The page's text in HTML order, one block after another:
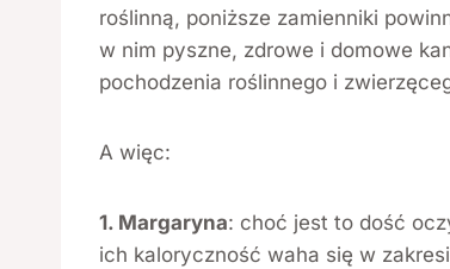
roślinną, poniższe zamienniki
w nim pyszne, zdrowe i domowe
pochodzenia roślinnego i
A więc:
1. Margaryna: choć jest to dość
ich kaloryczność waha się w